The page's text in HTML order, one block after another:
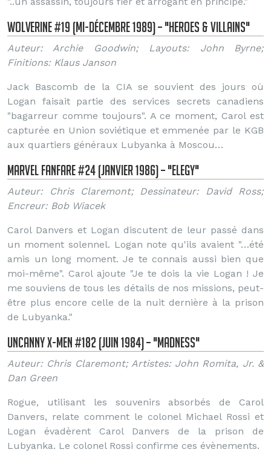
Wolverine #19 (Mi-Décembre 1989) – "Heroes & Villains"
Auteur: Archie Goodwin; Layouts: John Byrne;
Finitions: Klaus Janson
Jack Bascomb de la CIA se souvient des jours où
Logan faisait partie des services secrets canadiens
"bagarreur comme toujours". A ce moment, Carol est
capturée en Union soviétique et emmenée par le KGB
aux quartiers généraux Lubyanka à Moscou…
Marvel Fanfare #24 (Janvier 1986) – "Elegy"
Auteur: Chris Claremont; Dessinateur: David Ross;
Encreur: Bob Wiacek
Carol Danvers et Logan discutent de leur passé dans
un moment solennel. Logan note qu'ils avaient "…été
amis un long moment. Je te connais aussi bien que
moi-même". Carol ajoute "Je te dois la vie Logan ! Je
me souviens de tous les détails de nos missions, peut-
être plus encore celle de la nuit dernière à la prison
de Lubyanka."
Uncanny X-Men #182 (Juin 1984) – "Madness"
Auteur: Chris Claremont; Artistes: John Romita, Jr. &
Dan Green
Rogue, utilisant les souvenirs absorbés de Carol
Danvers, relate comment le colonel Michael Rossi et
Logan évadèrent Carol Danvers de la prison de
Lubyanka. Le colonel Rossi confirme ces évènements.